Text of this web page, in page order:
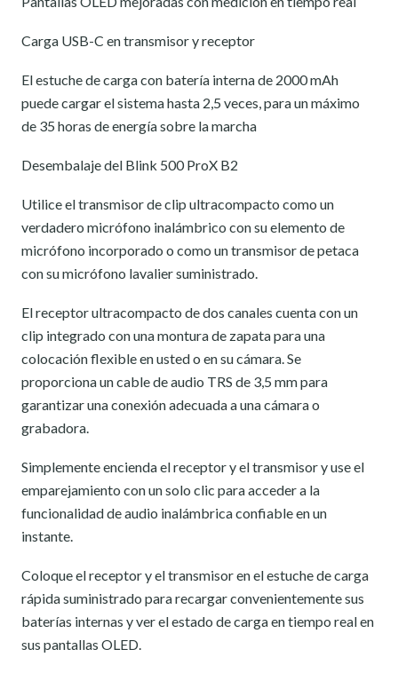
Carga USB-C en transmisor y receptor
El estuche de carga con batería interna de 2000 mAh
puede cargar el sistema hasta 2,5 veces, para un máximo
de 35 horas de energía sobre la marcha
Desembalaje del Blink 500 ProX B2
Utilice el transmisor de clip ultracompacto como un
verdadero micrófono inalámbrico con su elemento de
micrófono incorporado o como un transmisor de petaca
con su micrófono lavalier suministrado.
El receptor ultracompacto de dos canales cuenta con un
clip integrado con una montura de zapata para una
colocación flexible en usted o en su cámara. Se
proporciona un cable de audio TRS de 3,5 mm para
garantizar una conexión adecuada a una cámara o
grabadora.
Simplemente encienda el receptor y el transmisor y use el
emparejamiento con un solo clic para acceder a la
funcionalidad de audio inalámbrica confiable en un
instante.
Coloque el receptor y el transmisor en el estuche de carga
rápida suministrado para recargar convenientemente sus
baterías internas y ver el estado de carga en tiempo real en
sus pantallas OLED.